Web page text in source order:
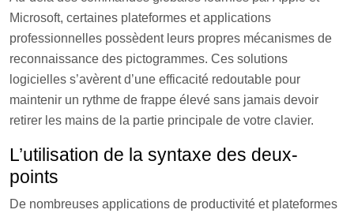
Microsoft, certaines plateformes et applications
professionnelles possèdent leurs propres mécanismes de
reconnaissance des pictogrammes. Ces solutions
logicielles s’avèrent d’une efficacité redoutable pour
maintenir un rythme de frappe élevé sans jamais devoir
retirer les mains de la partie principale de votre clavier.
L’utilisation de la syntaxe des deux-
points
De nombreuses applications de productivité et plateformes